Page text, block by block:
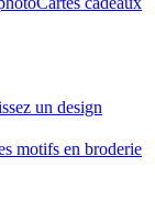
un design
motifs en broderie